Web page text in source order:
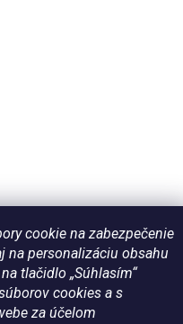
cookie na zabezpečenie
na personalizáciu obsahu
tlačidlo „Súhlasím“
cookies a s
za účelom
Shoptet